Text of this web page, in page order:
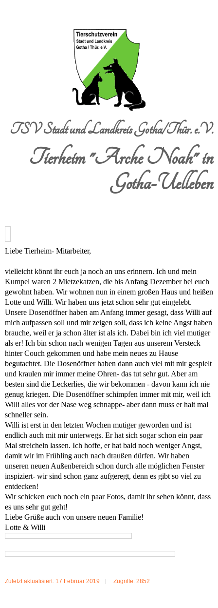
TSV Stadt und Landkreis Gotha/Thür. e.V.
Tierheim "Arche Noah" in
Gotha-Uelleben
Liebe Tierheim- Mitarbeiter,
vielleicht könnt ihr euch ja noch an uns erinnern. Ich und mein
Kumpel waren 2 Mietzekatzen, die bis Anfang Dezember bei euch
gewohnt haben. Wir wohnen nun in einem großen Haus und heißen
Lotte und Willi. Wir haben uns jetzt schon sehr gut eingelebt.
Unsere Dosenöffner haben am Anfang immer gesagt, dass Willi auf
mich aufpassen soll und mir zeigen soll, dass ich keine Angst haben
brauche, weil er ja schon älter ist als ich. Dabei bin ich viel mutiger
als er! Ich bin schon nach wenigen Tagen aus unserem Versteck
hinter Couch gekommen und habe mein neues zu Hause
begutachtet. Die Dosenöffner haben dann auch viel mit mir gespielt
und kraulen mir immer meine Ohren- das tut sehr gut. Aber am
besten sind die Leckerlies, die wir bekommen - davon kann ich nie
genug kriegen. Die Dosenöffner schimpfen immer mit mir, weil ich
Willi alles vor der Nase weg schnappe- aber dann muss er halt mal
schneller sein.
Willi ist erst in den letzten Wochen mutiger geworden und ist
endlich auch mit mir unterwegs. Er hat sich sogar schon ein paar
Mal streicheln lassen. Ich hoffe, er hat bald noch weniger Angst,
damit wir im Frühling auch nach draußen dürfen. Wir haben
unseren neuen Außenbereich schon durch alle möglichen Fenster
inspiziert- wir sind schon ganz aufgeregt, denn es gibt so viel zu
entdecken!
Wir schicken euch noch ein paar Fotos, damit ihr sehen könnt, dass
es uns sehr gut geht!
Liebe Grüße auch von unsere neuen Familie!
Lotte & Willi
Zuletzt aktualisiert: 17 Februar 2019 Zugriffe: 2852